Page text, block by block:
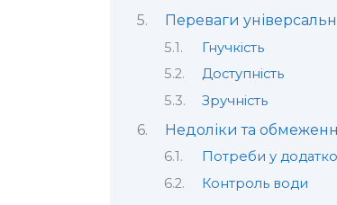
Переваги
Гнучкість
Доступність
Зручність
Недоліки та
Потреби у
Контроль води